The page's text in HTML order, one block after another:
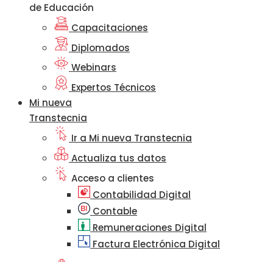
de Educación
Capacitaciones
Diplomados
Webinars
Expertos Técnicos
Mi nueva
Transtecnia
Ir a Mi nueva Transtecnia
Actualiza tus datos
Acceso a clientes
Contabilidad Digital
Contable
Remuneraciones Digital
Factura Electrónica Digital